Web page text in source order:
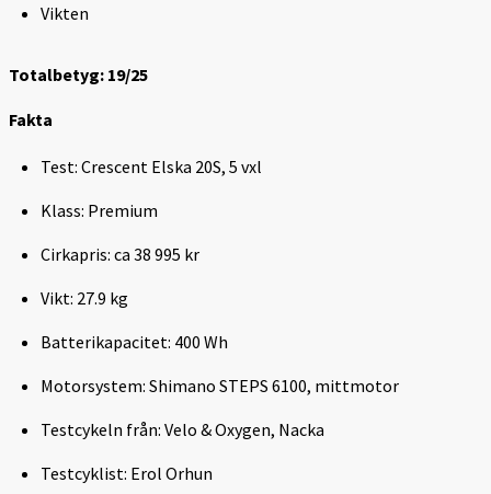
Vikten
Totalbetyg: 19/25
Fakta
Test: Crescent Elska 20S, 5 vxl
Klass: Premium
Cirkapris: ca 38 995 kr
Vikt: 27.9 kg
Batterikapacitet: 400 Wh
Motorsystem: Shimano STEPS 6100, mittmotor
Testcykeln från: Velo & Oxygen, Nacka
Testcyklist: Erol Orhun